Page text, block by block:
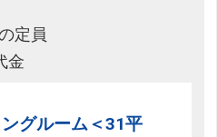
定員
金
ングルーム＜31平